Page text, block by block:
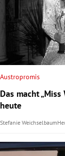
Austropromis
Das macht
heute
Stefanie Weichselbaum